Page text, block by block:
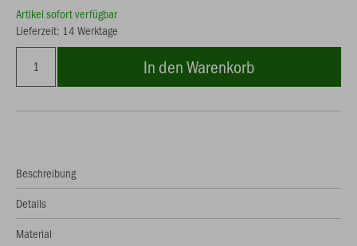
Artikel sofort verfügbar
Lieferzeit: 14 Werktage
In den Warenkorb
Beschreibung
Details
Material